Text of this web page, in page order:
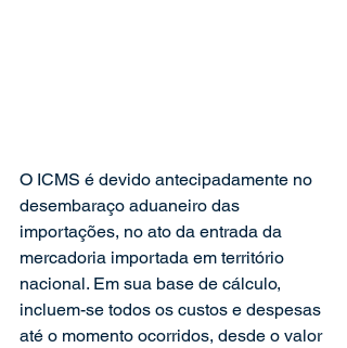
O ICMS é devido antecipadamente no
desembaraço aduaneiro das
importações, no ato da entrada da
mercadoria importada em território
nacional. Em sua base de cálculo,
incluem-se todos os custos e despesas
até o momento ocorridos, desde o valor